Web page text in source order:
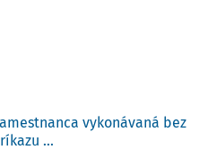
vykonávaná bez
...